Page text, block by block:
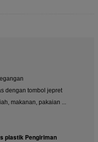
dengan tombol jepret
makanan, pakaian ...
plastik Pengiriman